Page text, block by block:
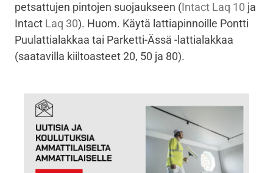
petsattujen pintojen suojaukseen (Intact Laq 10 ja
Intact Laq 30). Huom. Käytä lattiapinnoille Pontti
Puulattialakkaa tai Parketti-Ässä -lattialakkaa
(saatavilla kiiltoasteet 20, 50 ja 80).